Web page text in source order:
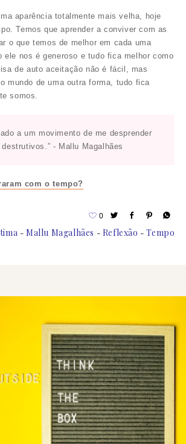
aparência totalmente mais velha, hoje
Temos que aprender a conviver com as
o que temos de melhor em cada uma
ele nos é generoso e tudo fica melhor como
de auto aceitação não é fácil, mas
mundo de uma outra forma, tudo fica
somos.
a um movimento de me desprender
- Mallu Magalhães
com o tempo?
0
Mallu Magalhães Reflexão Tempo